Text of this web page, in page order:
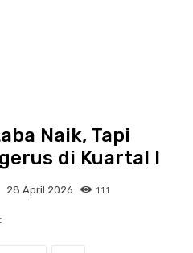
Naik, Tapi
di Kuartal I
28 April 2026 111